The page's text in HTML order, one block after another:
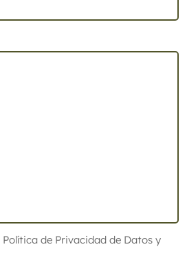
Política de Privacidad de Datos y